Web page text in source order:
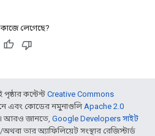
লেগেছে?
কন্টেন্ট Creative Commons
এবং কোডের নমুনাগুলিApache 2.0
আরও জানতে, Google Developers সাইট
তার অ্যাফিলিয়েট সংস্থার রেজিস্টার্ড